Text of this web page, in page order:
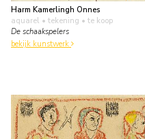
Harm Kamerlingh Onnes
aquarel • tekening • te koop
De schaakspelers
bekijk kunstwerk